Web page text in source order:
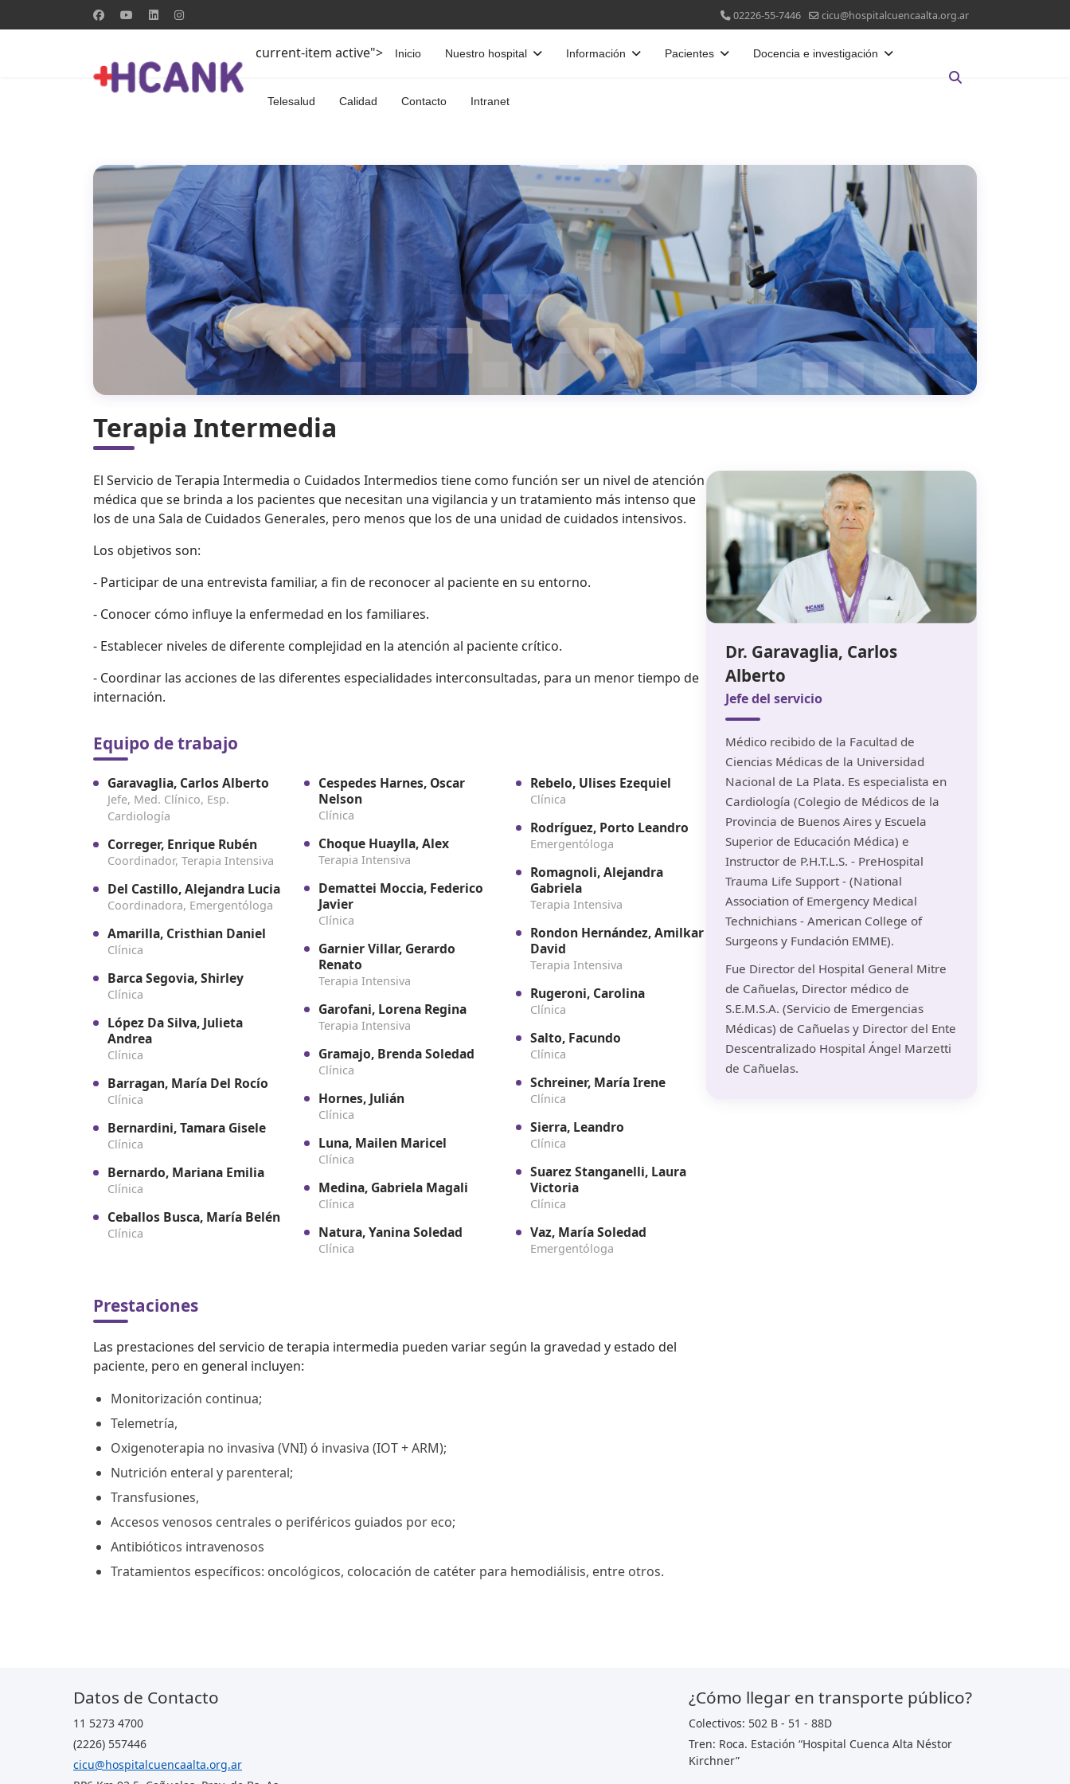
02226-55-7446 cicu@hospitalcuencaalta.org.ar
current-item active"> Inicio Nuestro hospital Información Pacientes Docencia e investigación
Telesalud Calidad Contacto Intranet
Buscar
Terapia Intermedia
El Servicio de Terapia Intermedia o Cuidados Intermedios tiene como función ser un nivel de atención
médica que se brinda a los pacientes que necesitan una vigilancia y un tratamiento más intenso que
los de una Sala de Cuidados Generales, pero menos que los de una unidad de cuidados intensivos.
Los objetivos son:
- Participar de una entrevista familiar, a fin de reconocer al paciente en su entorno.
- Conocer cómo influye la enfermedad en los familiares.
- Establecer niveles de diferente complejidad en la atención al paciente crítico.
- Coordinar las acciones de las diferentes especialidades interconsultadas, para un menor tiempo de
internación.
Equipo de trabajo
Garavaglia, Carlos Alberto
Jefe, Med. Clínico, Esp.
Cardiología
Correger, Enrique Rubén
Coordinador, Terapia Intensiva
Del Castillo, Alejandra Lucia
Coordinadora, Emergentóloga
Amarilla, Cristhian Daniel
Clínica
Barca Segovia, Shirley
Clínica
López Da Silva, Julieta
Andrea
Clínica
Barragan, María Del Rocío
Clínica
Bernardini, Tamara Gisele
Clínica
Bernardo, Mariana Emilia
Clínica
Ceballos Busca, María Belén
Clínica
Cespedes Harnes, Oscar
Nelson
Clínica
Choque Huaylla, Alex
Terapia Intensiva
Demattei Moccia, Federico
Javier
Clínica
Garnier Villar, Gerardo
Renato
Terapia Intensiva
Garofani, Lorena Regina
Terapia Intensiva
Gramajo, Brenda Soledad
Clínica
Hornes, Julián
Clínica
Luna, Mailen Maricel
Clínica
Medina, Gabriela Magali
Clínica
Natura, Yanina Soledad
Clínica
Rebelo, Ulises Ezequiel
Clínica
Rodríguez, Porto Leandro
Emergentóloga
Romagnoli, Alejandra
Gabriela
Terapia Intensiva
Rondon Hernández, Amilkar
David
Terapia Intensiva
Rugeroni, Carolina
Clínica
Salto, Facundo
Clínica
Schreiner, María Irene
Clínica
Sierra, Leandro
Clínica
Suarez Stanganelli, Laura
Victoria
Clínica
Vaz, María Soledad
Emergentóloga
Prestaciones
Las prestaciones del servicio de terapia intermedia pueden variar según la gravedad y estado del
paciente, pero en general incluyen:
Monitorización continua;
Telemetría,
Oxigenoterapia no invasiva (VNI) ó invasiva (IOT + ARM);
Nutrición enteral y parenteral;
Transfusiones,
Accesos venosos centrales o periféricos guiados por eco;
Antibióticos intravenosos
Tratamientos específicos: oncológicos, colocación de catéter para hemodiálisis, entre otros.
Dr. Garavaglia, Carlos
Alberto
Jefe del servicio
Médico recibido de la Facultad de
Ciencias Médicas de la Universidad
Nacional de La Plata. Es especialista en
Cardiología (Colegio de Médicos de la
Provincia de Buenos Aires y Escuela
Superior de Educación Médica) e
Instructor de P.H.T.L.S. - PreHospital
Trauma Life Support - (National
Association of Emergency Medical
Technichians - American College of
Surgeons y Fundación EMME).
Fue Director del Hospital General Mitre
de Cañuelas, Director médico de
S.E.M.S.A. (Servicio de Emergencias
Médicas) de Cañuelas y Director del Ente
Descentralizado Hospital Ángel Marzetti
de Cañuelas.
Datos de Contacto
11 5273 4700
(2226) 557446
cicu@hospitalcuencaalta.org.ar
¿Cómo llegar en transporte público?
Colectivos: 502 B - 51 - 88D
Tren: Roca. Estación “Hospital Cuenca Alta Néstor
Kirchner”